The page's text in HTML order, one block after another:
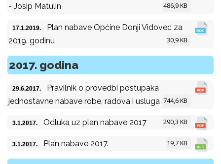
- Josip Matulin
486,9 KB
17.1.2019.
Plan nabave Općine Donji Vidovec za
2019. godinu
30,9 KB
2017. godina
29.6.2017.
Pravilnik o provedbi postupaka
jednostavne nabave robe, radova i usluga 744,6 KB
3.1.2017. Odluka uz plan nabave 2017 290,3 KB
3.1.2017. Plan nabave 2017. 19,7 KB